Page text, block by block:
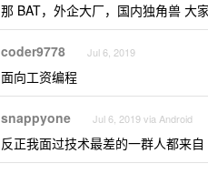
那 BAT，外企大厂，国内独角兽 大
coder9778 Jul 6, 2019
面向工资编程
snappyone Jul 6, 2019 via Android
反正我面过技术最差的一群人都来